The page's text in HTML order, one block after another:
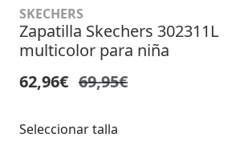
SKECHERS
Zapatilla Skechers 302311L
multicolor para niña
62,96€ 69,95€
Seleccionar talla